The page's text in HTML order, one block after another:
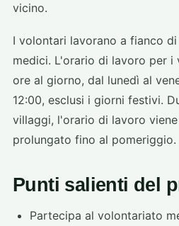
vicino.
I volontari lavorano a fianco
medici. L'orario di lavoro per i
ore al giorno, dal lunedì al
12:00, esclusi i giorni festivi.
villaggi, l'orario di lavoro
prolungato fino al pomeriggio.
Punti salienti del
Partecipa al volontariato